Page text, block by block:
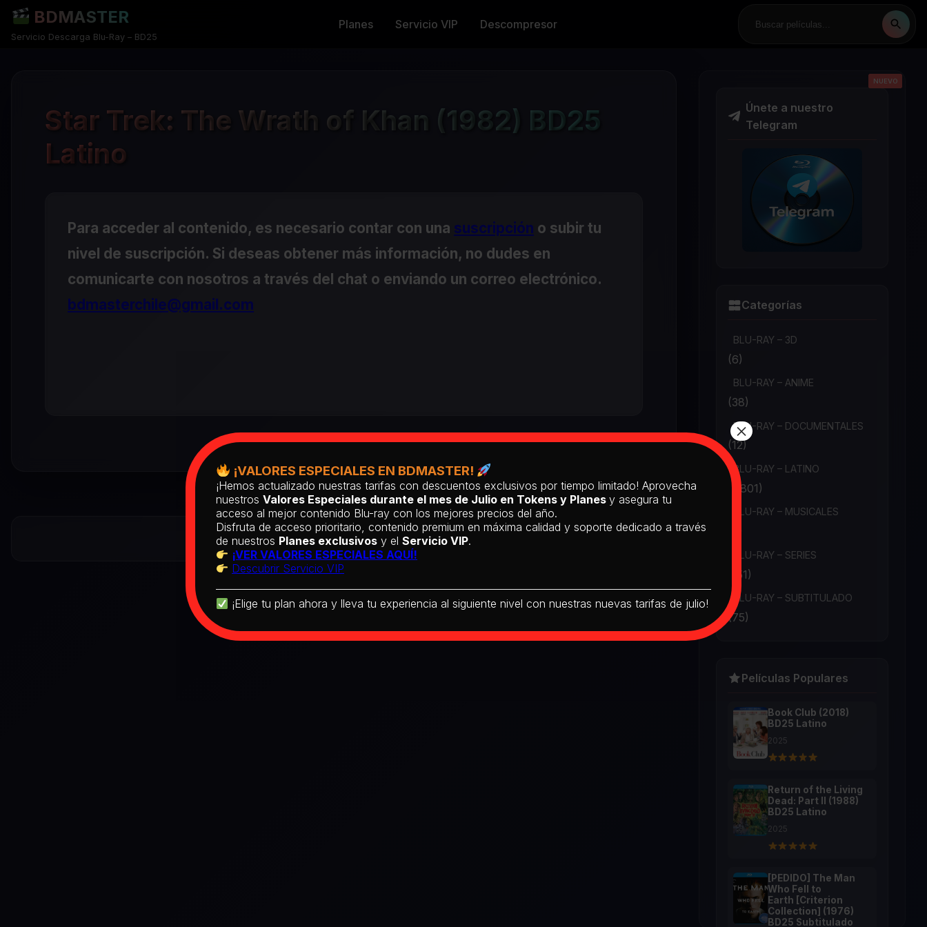
BDMASTER
Servicio Descarga Blu-Ray – BD25
Planes Servicio VIP Descompresor
Star Trek: The Wrath of Khan (1982) BD25
Latino
Para acceder al contenido, es necesario contar con una suscripción o subir tu
nivel de suscripción. Si deseas obtener más información, no dudes en
comunicarte con nosotros a través del chat o enviando un correo electrónico.
bdmasterchile@gmail.com
Únete a nuestro
Telegram
Categorías
BLU-RAY – 3D
(6)
BLU-RAY – ANIME
(38)
BLU-RAY – DOCUMENTALES
(12)
BLU-RAY – LATINO
(1,801)
BLU-RAY – MUSICALES
BLU-RAY – SERIES
(151)
BLU-RAY – SUBTITULADO
(75)
Películas Populares
Book Club (2018)
BD25 Latino
2025
Return of the Living
Dead: Part II (1988)
BD25 Latino
2025
[PEDIDO] The Man
Who Fell to
Earth [Criterion
Collection] (1976)
BD25 Subtitulado
NUEVO
NUEVO
NUEVO
NUEVO
NUEVO
¡VALORES ESPECIALES EN BDMASTER!
¡Hemos actualizado nuestras tarifas con descuentos exclusivos por tiempo limitado! Aprovecha
nuestros Valores Especiales durante el mes de Julio en Tokens y Planes y asegura tu
acceso al mejor contenido Blu-ray con los mejores precios del año.
Disfruta de acceso prioritario, contenido premium en máxima calidad y soporte dedicado a través
de nuestros Planes exclusivosy el Servicio VIP.
¡VER VALORES ESPECIALES AQUÍ!
Descubrir Servicio VIP
¡Elige tu plan ahora y lleva tu experiencia al siguiente nivel con nuestras nuevas tarifas de julio!
×